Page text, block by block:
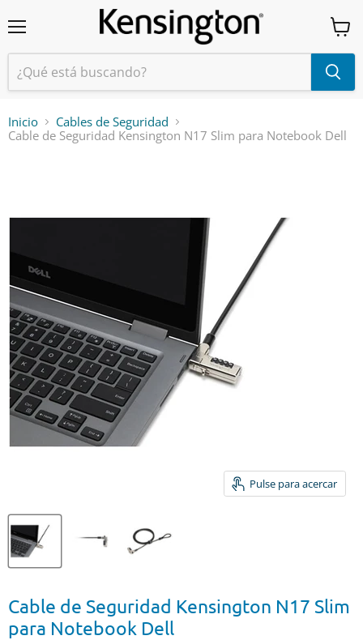
Ver
Inicio
Cables de Seguridad
Cable de Seguridad Kensington N17 Slim para Notebook Dell
Pulse para acercar
Cable de Seguridad Kensington N17 Slim
para Notebook Dell